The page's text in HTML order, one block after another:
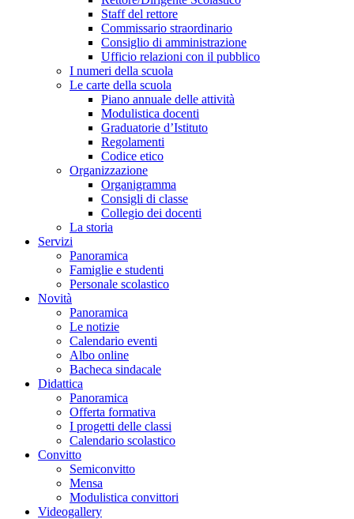
Staff del rettore
Commissario straordinario
Consiglio di amministrazione
Ufficio relazioni con il pubblico
I numeri della scuola
Le carte della scuola
Piano annuale delle attività
Modulistica docenti
Graduatorie d’Istituto
Regolamenti
Codice etico
Organizzazione
Organigramma
Consigli di classe
Collegio dei docenti
La storia
Servizi
Panoramica
Famiglie e studenti
Personale scolastico
Novità
Panoramica
Le notizie
Calendario eventi
Albo online
Bacheca sindacale
Didattica
Panoramica
Offerta formativa
I progetti delle classi
Calendario scolastico
Convitto
Semiconvitto
Mensa
Modulistica convittori
Videogallery